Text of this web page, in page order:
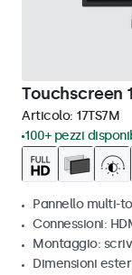
Touchscreen
Articolo: 17TS7M
100+ pezzi
Pannello multi-
Connessioni:
Montaggio:
Dimensioni